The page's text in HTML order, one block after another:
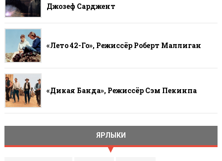
Джозеф Сарджент
«Лето 42-Го», Режиссёр Роберт Маллиган
«Дикая Банда», Режиссёр Сэм Пекинпа
ЯРЛЫКИ